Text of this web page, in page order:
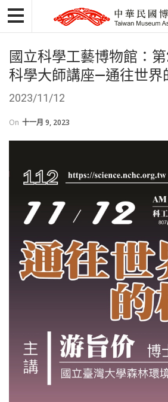
國立科學工藝博物館：
科學大師講座—通往世界
2023/11/12
On 十一月 9, 2023